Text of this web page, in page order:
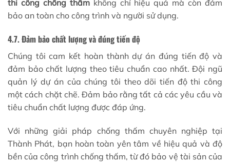
thi công chống thấmkhông chỉ hiệu quả mà còn đảm
bảo an toàn cho công trình và người sử dụng.
4.7. Đảm bảo chất lượng và đúng tiến độ
Chúng tôi cam kết hoàn thành dự án đúng tiến độ và
đảm bảo chất lượng theo tiêu chuẩn cao nhất. Đội ngũ
quản lý dự án của chúng tôi theo dõi tiến độ thi công
một cách chặt chẽ. Đảm bảo rằng tất cả các yêu cầu và
tiêu chuẩn chất lượng được đáp ứng.
Với những giải pháp chống thấm chuyên nghiệp tại
Thành Phát, bạn hoàn toàn yên tâm về hiệu quả và độ
bền của công trình chống thấm, từ đó bảo vệ tài sản của